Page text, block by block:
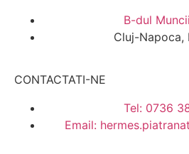
B-dul
Cluj-Napoca,
CONTACTATI-NE
Tel: 0736
Email: